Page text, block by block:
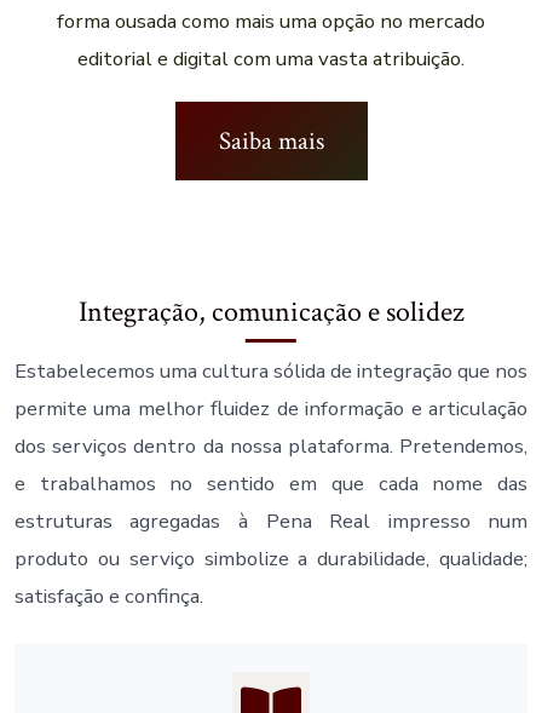
forma ousada como mais uma opção no mercado
editorial e digital com uma vasta atribuição.
Saiba mais
Integração, comunicação e solidez
Estabelecemos uma cultura sólida de integração que nos
permite uma melhor fluidez de informação e articulação
dos serviços dentro da nossa plataforma. Pretendemos,
e trabalhamos no sentido em que cada nome das
estruturas agregadas à Pena Real impresso num
produto ou serviço simbolize a durabilidade, qualidade;
satisfação e confinça.